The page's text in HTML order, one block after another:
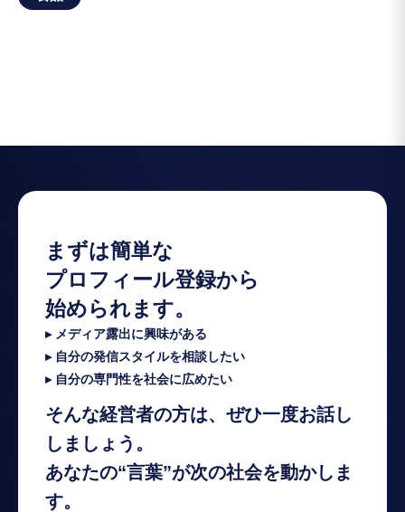
まずは簡単な
プロフィール登録から
始められます。
▸ メディア露出に興味がある
▸ 自分の発信スタイルを相談したい
▸ 自分の専門性を社会に広めたい
そんな経営者の方は、ぜひ一度お話し
しましょう。
あなたの“言葉”が次の社会を動かしま
す。